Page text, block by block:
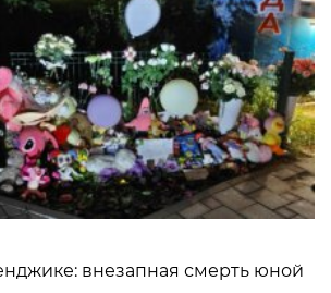
внезапная смерть юной